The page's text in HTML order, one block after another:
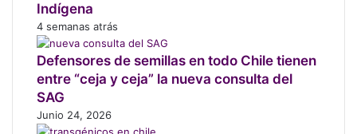
d
e
v
e
r
t
d
Indígena
4 semanas atrás
Defensores de semillas en todo Chile tienen
entre “ceja y ceja” la nueva consulta del
SAG
Junio 24, 2026